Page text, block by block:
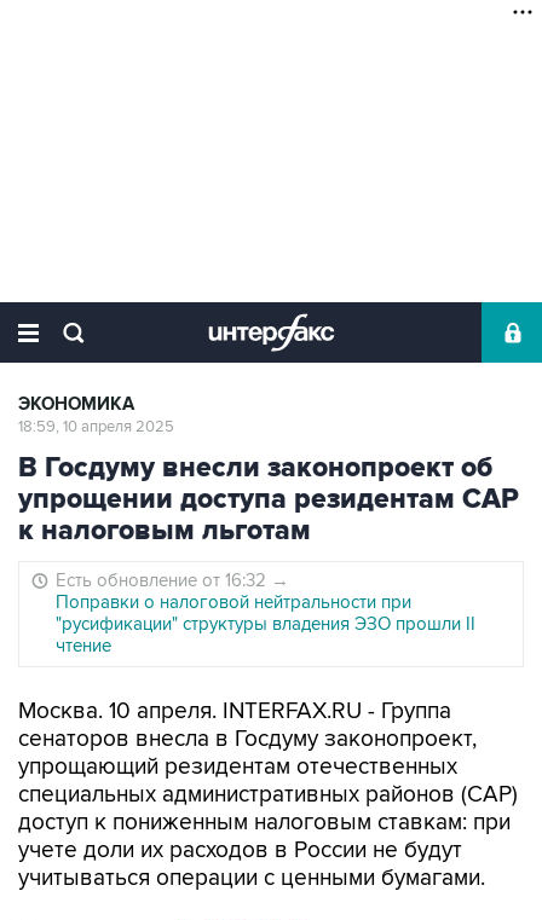
ЭКОНОМИКА
18:59, 10 апреля 2025
В Госдуму внесли законопроект об
упрощении доступа резидентам САР
к налоговым льготам
Есть обновление от 16:32 →
Поправки о налоговой нейтральности при
"русификации" структуры владения ЭЗО прошли II
чтение
Москва. 10 апреля. INTERFAX.RU - Группа
сенаторов внесла в Госдуму законопроект,
упрощающий резидентам отечественных
специальных административных районов (САР)
доступ к пониженным налоговым ставкам: при
учете доли их расходов в России не будут
учитываться операции с ценными бумагами.